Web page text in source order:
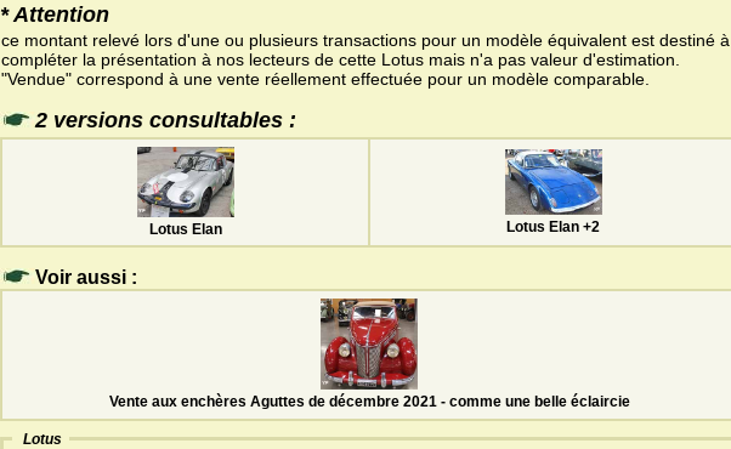
* Attention
ce montant relevé lors d'une ou plusieurs transactions pour un modèle équivalent est destiné à
compléter la présentation à nos lecteurs de cette Lotus mais n'a pas valeur d'estimation.
"Vendue" correspond à une vente réellement effectuée pour un modèle comparable.
2 versions consultables :
Lotus Elan Lotus Elan +2
Voir aussi :
Vente aux enchères Aguttes de décembre 2021 - comme une belle éclaircie
Lotus